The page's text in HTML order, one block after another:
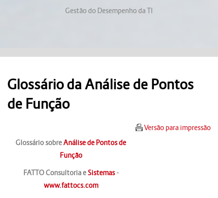
Gestão do Desempenho da TI
Glossário da Análise de Pontos
de Função
Versão para impressão
Glossário sobreAnálise de Pontos de
Função
FATTO Consultoria e Sistemas-
www.fattocs.com